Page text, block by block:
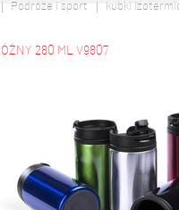
Podróże i sport kubki
280 ML V9807